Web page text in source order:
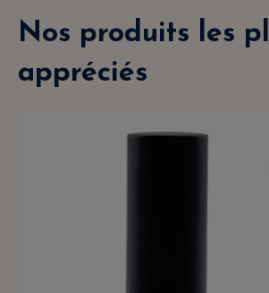
Nos produits les
appréciés